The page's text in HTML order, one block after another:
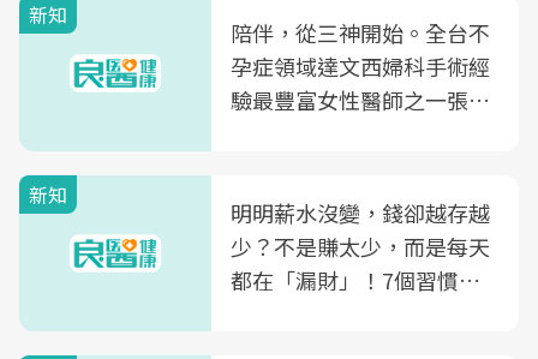
新知
陪伴，從三神開始。全台不
孕症領域達文西婦科手術經
驗最豐富女性醫師之一張永
光田醫院建構360度女性健
康照護生態圈
新知
明明薪水沒變，錢卻越存越
少？不是賺太少，而是每天
都在「漏財」！7個習慣一